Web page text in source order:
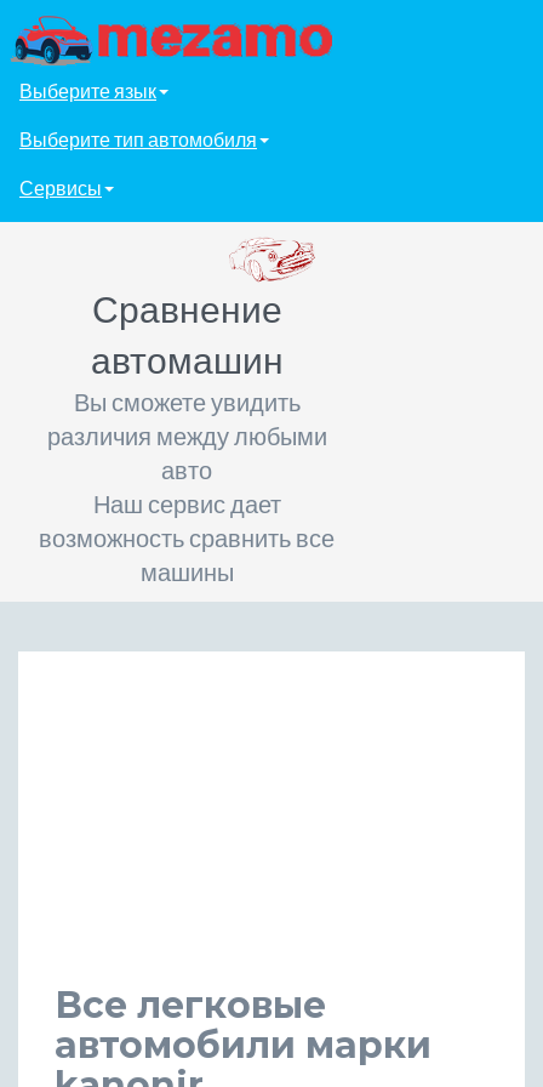
Выберите язык
Выберите тип автомобиля
Сервисы
Сравнение
автомашин
Вы сможете увидить
различия между любыми
авто
Наш сервис дает
возможность сравнить все
машины
Все легковые
автомобили марки